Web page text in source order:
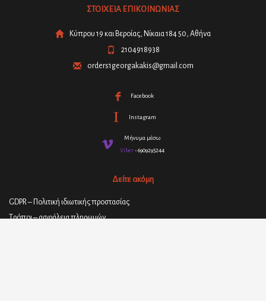
ΣΤΟΙΧΕΙΑ ΕΠΙΚΟΙΝΩΝΙΑΣ
Κύπρου 19 και Βεροίας, Νίκαια 184 50, Αθήνα
2104918938
orders1georgakakis@gmail.com
Facebook
Instagram
Μήνυμα μέσω
Viber- 6909295244
Δείτε ακόμη
GDPR – Πολιτική ιδιωτικής προστασίας
Τρόποι – ασφάλεια πληρωμών